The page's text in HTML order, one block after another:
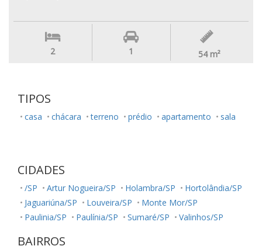
2 1 54 m²
TIPOS
casa chácara terreno prédio apartamento sala
CIDADES
/SP Artur Nogueira/SP Holambra/SP
Hortolândia/SP
Jaguariúna/SP
Louveira/SP
Monte Mor/SP
Paulinia/SP
Paulínia/SP Sumaré/SP Valinhos/SP
BAIRROS